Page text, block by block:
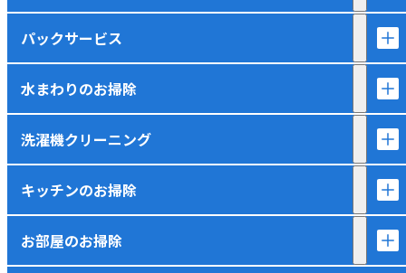
パックサービス
水まわりのお掃除
洗濯機クリーニング
キッチンのお掃除
お部屋のお掃除